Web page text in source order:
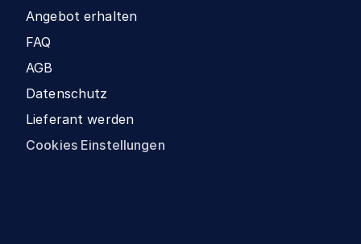
Angebot erhalten
FAQ
AGB
Datenschutz
Lieferant werden
Cookies Einstellungen